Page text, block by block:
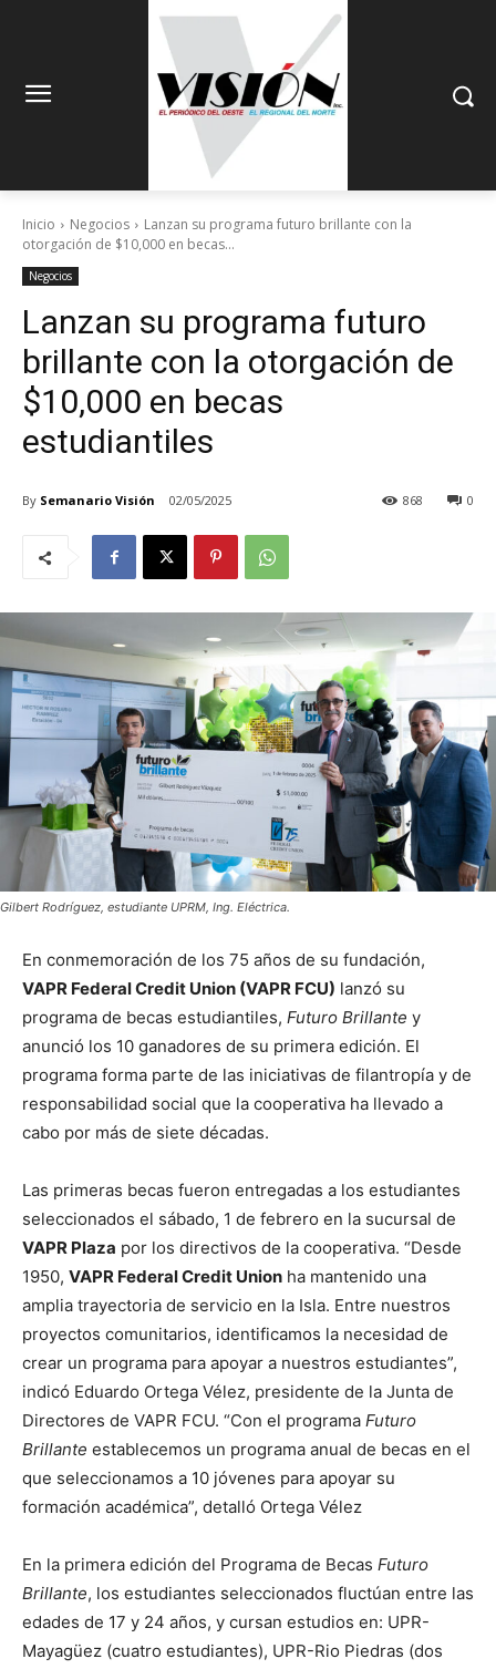
Inicio Negocios
Lanzan su programa futuro brillante con la
otorgación de $10,000 en becas...
Negocios
Lanzan su programa futuro
brillante con la otorgación de
$10,000 en becas
estudiantiles
By Semanario Visión 02/05/2025 0
868
Gilbert Rodríguez, estudiante UPRM, Ing. Eléctrica.
En conmemoración de los 75 años de su fundación,
VAPR Federal Credit Union (VAPR FCU) lanzó su
programa de becas estudiantiles, Futuro Brillante y
anunció los 10 ganadores de su primera edición. El
programa forma parte de las iniciativas de filantropía y de
responsabilidad social que la cooperativa ha llevado a
cabo por más de siete décadas.
Las primeras becas fueron entregadas a los estudiantes
seleccionados el sábado, 1 de febrero en la sucursal de
VAPR Plaza por los directivos de la cooperativa. “Desde
1950, VAPR Federal Credit Union ha mantenido una
amplia trayectoria de servicio en la Isla. Entre nuestros
proyectos comunitarios, identificamos la necesidad de
crear un programa para apoyar a nuestros estudiantes”,
indicó Eduardo Ortega Vélez, presidente de la Junta de
Directores de VAPR FCU. “Con el programa Futuro
Brillante establecemos un programa anual de becas en el
que seleccionamos a 10 jóvenes para apoyar su
formación académica”, detalló Ortega Vélez
En la primera edición del Programa de Becas Futuro
Brillante, los estudiantes seleccionados fluctúan entre las
edades de 17 y 24 años, y cursan estudios en: UPR-
Mayagüez (cuatro estudiantes), UPR-Rio Piedras (dos